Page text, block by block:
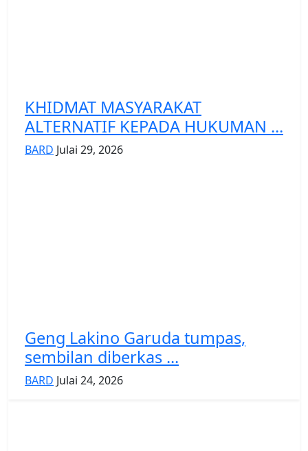
KHIDMAT MASYARAKAT
ALTERNATIF KEPADA HUKUMAN ...
BARD Julai 29, 2026
Geng Lakino Garuda tumpas,
sembilan diberkas ...
BARD Julai 24, 2026